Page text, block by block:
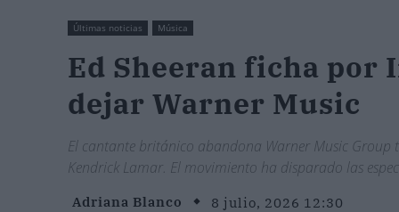
Últimas noticias Música
Ed Sheeran ficha por
dejar Warner Music
El cantante británico abandona Warner Music Group
Kendrick Lamar. El movimiento ha disparado las
Adriana Blanco 8 julio, 2026 12:30